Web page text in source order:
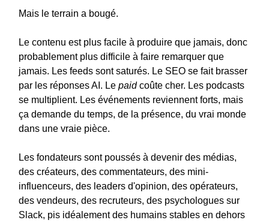
Mais le terrain a bougé.
Le contenu est plus facile à produire que jamais, donc
probablement plus difficile à faire remarquer que
jamais. Les feeds sont saturés. Le SEO se fait brasser
par les réponses AI. Le paid coûte cher. Les podcasts
se multiplient. Les événements reviennent forts, mais
ça demande du temps, de la présence, du vrai monde
dans une vraie pièce.
Les fondateurs sont poussés à devenir des médias,
des créateurs, des commentateurs, des mini-
influenceurs, des leaders d'opinion, des opérateurs,
des vendeurs, des recruteurs, des psychologues sur
Slack, pis idéalement des humains stables en dehors